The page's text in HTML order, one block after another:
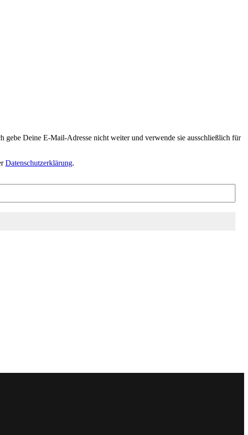
Dei­ne E‑Mail-Adres­se nicht wei­ter und ver­wen­de sie aus­schließ­lich für
Daten­schutz­er­klä­rung.